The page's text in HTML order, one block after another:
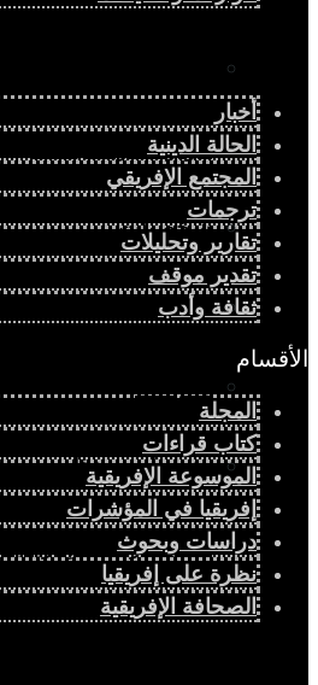
حوارات وتحقيقات
شخصيات
قراءات تاريخية
منظمات وهيئات
كتاب قراءات إفريقية
أخبار
الحالة الدينية
المجتمع الإفريقي
ترجمات
تقارير وتحليلات
تقدير موقف
ثقافة وأدب
الأقسام
المجلة
كتاب قراءات
الموسوعة الإفريقية
إفريقيا في المؤشرات
دراسات وبحوث
نظرة على إفريقيا
الصحافة الإفريقية